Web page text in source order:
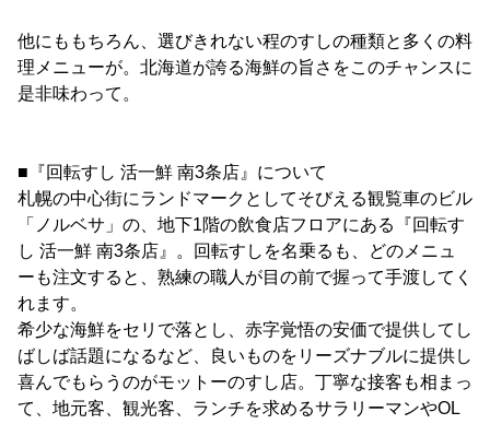
他にももちろん、選びきれない程のすしの種類と多くの料
理メニューが。北海道が誇る海鮮の旨さをこのチャンスに
是非味わって。
■『回転すし 活一鮮 南3条店』について
札幌の中心街にランドマークとしてそびえる観覧車のビル
「ノルベサ」の、地下1階の飲食店フロアにある『回転す
し 活一鮮 南3条店』。回転すしを名乗るも、どのメニュ
ーも注文すると、熟練の職人が目の前で握って手渡してく
れます。
希少な海鮮をセリで落とし、赤字覚悟の安価で提供してし
ばしば話題になるなど、良いものをリーズナブルに提供し
喜んでもらうのがモットーのすし店。丁寧な接客も相まっ
て、地元客、観光客、ランチを求めるサラリーマンやOL